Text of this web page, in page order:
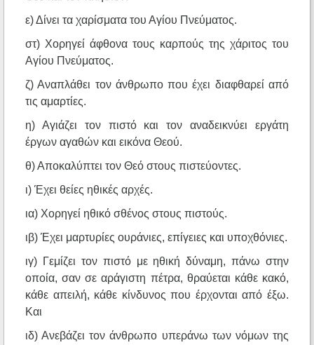
ε) Δίνει τα χαρίσματα του Αγίου Πνεύματος.
στ) Χορηγεί άφθονα τους καρπούς της χάριτος του
Αγίου Πνεύματος.
ζ) Αναπλάθει τον άνθρωπο που έχει διαφθαρεί από
τις αμαρτίες.
η) Αγιάζει τον πιστό και τον αναδεικνύει εργάτη
έργων αγαθών και εικόνα Θεού.
θ) Αποκαλύπτει τον Θεό στους πιστεύοντες.
ι) Έχει θείες ηθικές αρχές.
ια) Χορηγεί ηθικό σθένος στους πιστούς.
ιβ) Έχει μαρτυρίες ουράνιες, επίγειες και υποχθόνιες.
ιγ) Γεμίζει τον πιστό με ηθική δύναμη, πάνω στην
οποία, σαν σε αράγιστη πέτρα, θραύεται κάθε κακό,
κάθε απειλή, κάθε κίνδυνος που έρχονται από έξω.
Και
ιδ) Ανεβάζει τον άνθρωπο υπεράνω των νόμων της